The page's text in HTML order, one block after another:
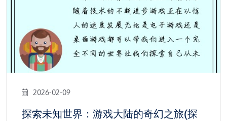
2026-02-09
探索未知世界：游戏大陆的奇幻之旅(探